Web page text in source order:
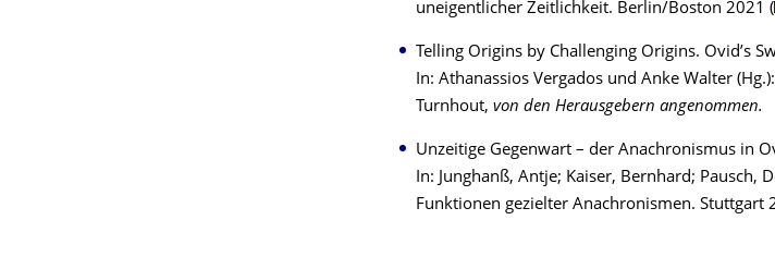
uneigentlicher Zeitlichkeit. Berlin/Boston 2021 (
Telling Origins by Challenging Origins. Ovid’s
In: Athanassios Vergados und Anke Walter
Turnhout, von den Herausgebern angenommen.
Unzeitige Gegenwart – der Anachronismus in
In: Junghanß, Antje; Kaiser, Bernhard; Pausch,
Funktionen gezielter Anachronismen. Stuttgart